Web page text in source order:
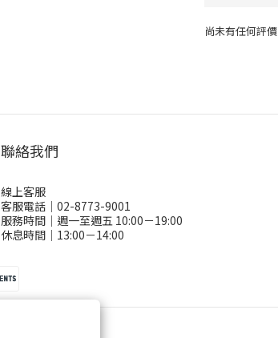
尚未有任何評價
聯絡我們
線上客服
客服電話｜02-8773-9001
服務時間｜週一至週五 10:00－19:00
休息時間｜13:00－14:00